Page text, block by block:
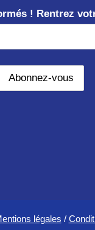
! Rentrez
légales /